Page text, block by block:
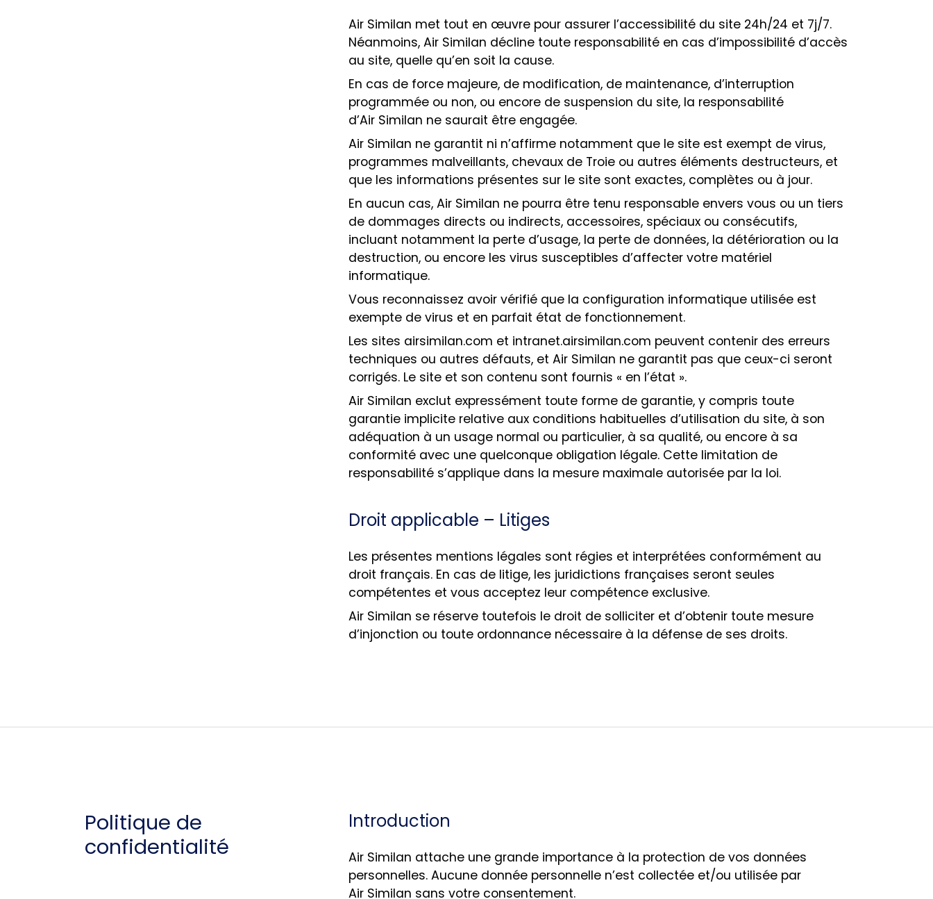
Air Similan met tout en œuvre pour assurer l’accessibilité du site 24h/24 et 7j/7.
Néanmoins, Air Similan décline toute responsabilité en cas d’impossibilité d’accès
au site, quelle qu’en soit la cause.
En cas de force majeure, de modification, de maintenance, d’interruption
programmée ou non, ou encore de suspension du site, la responsabilité
d’Air Similan ne saurait être engagée.
Air Similan ne garantit ni n’affirme notamment que le site est exempt de virus,
programmes malveillants, chevaux de Troie ou autres éléments destructeurs, et
que les informations présentes sur le site sont exactes, complètes ou à jour.
En aucun cas, Air Similan ne pourra être tenu responsable envers vous ou un tiers
de dommages directs ou indirects, accessoires, spéciaux ou consécutifs,
incluant notamment la perte d’usage, la perte de données, la détérioration ou la
destruction, ou encore les virus susceptibles d’affecter votre matériel
informatique.
Vous reconnaissez avoir vérifié que la configuration informatique utilisée est
exempte de virus et en parfait état de fonctionnement.
Les sites airsimilan.com et intranet.airsimilan.com peuvent contenir des erreurs
techniques ou autres défauts, et Air Similan ne garantit pas que ceux-ci seront
corrigés. Le site et son contenu sont fournis « en l’état ».
Air Similan exclut expressément toute forme de garantie, y compris toute
garantie implicite relative aux conditions habituelles d’utilisation du site, à son
adéquation à un usage normal ou particulier, à sa qualité, ou encore à sa
conformité avec une quelconque obligation légale. Cette limitation de
responsabilité s’applique dans la mesure maximale autorisée par la loi.
Droit applicable – Litiges
Les présentes mentions légales sont régies et interprétées conformément au
droit français. En cas de litige, les juridictions françaises seront seules
compétentes et vous acceptez leur compétence exclusive.
Air Similan se réserve toutefois le droit de solliciter et d’obtenir toute mesure
d’injonction ou toute ordonnance nécessaire à la défense de ses droits.
Politique de
confidentialité
Introduction
Air Similan attache une grande importance à la protection de vos données
personnelles. Aucune donnée personnelle n’est collectée et/ou utilisée par
Air Similan sans votre consentement.